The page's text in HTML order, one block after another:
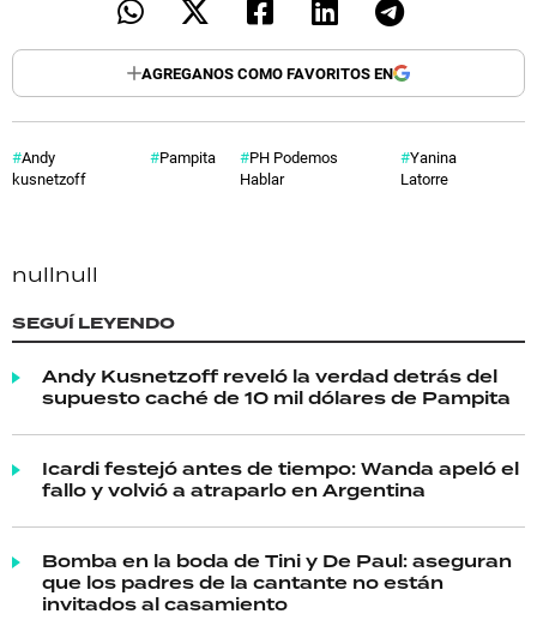
AGREGANOS COMO FAVORITOS EN
Andy
kusnetzoff
Pampita
PH Podemos
Hablar
Yanina
Latorre
nullnull
SEGUÍ LEYENDO
Andy Kusnetzoff reveló la verdad detrás del
supuesto caché de 10 mil dólares de Pampita
Icardi festejó antes de tiempo: Wanda apeló el
fallo y volvió a atraparlo en Argentina
Bomba en la boda de Tini y De Paul: aseguran
que los padres de la cantante no están
invitados al casamiento